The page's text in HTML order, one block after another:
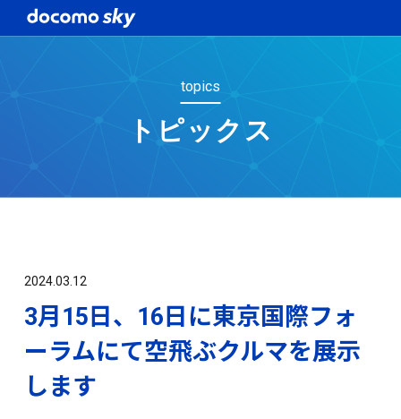
topics
トピックス
2024.03.12
3月15日、16日に東京国際フォ
ーラムにて空飛ぶクルマを展示
します